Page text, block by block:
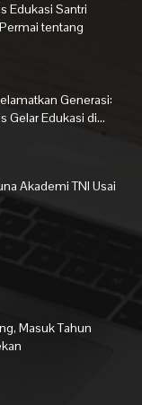
Edukasi Santri
tentang
Generasi:
Gelar Edukasi di...
Akademi TNI Usai
Masuk Tahun